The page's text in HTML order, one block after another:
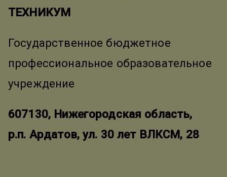
ТЕХНИКУМ
Государственное бюджетное
профессиональное образовательное
учреждение
607130, Нижегородская область,
р.п. Ардатов, ул. 30 лет ВЛКСМ, 28